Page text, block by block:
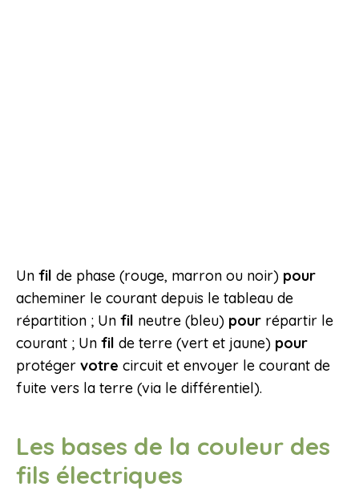
Un fil de phase (rouge, marron ou noir) pour
acheminer le courant depuis le tableau de
répartition ; Un fil neutre (bleu) pour répartir le
courant ; Un fil de terre (vert et jaune) pour
protéger votre circuit et envoyer le courant de
fuite vers la terre (via le différentiel).
Les bases de la couleur des
fils électriques